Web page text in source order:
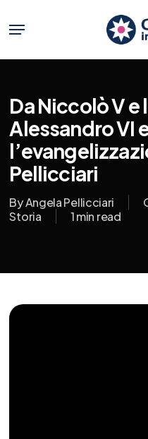
main
content
Menu
Da Niccolò V e
Alessandro VI
Pellicciari
ByAngela Pellicciari
Storia
1 min read